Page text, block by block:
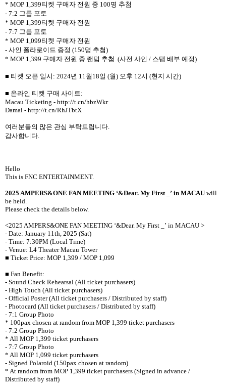
* MOP 1,399티켓 구매자 전원 중 100명 추첨
- 7:2 그룹 포토
* MOP 1,399티켓 구매자 전원
- 7:7 그룹 포토
* MOP 1,099티켓 구매자 전원
- 사인 폴라로이드 증정 (150명 추첨)
* MOP 1,399 구매자 전원 중 랜덤 추첨 (사전 사인 / 스탭 배부 예정)
■ 티켓 오픈 일시 : 2024년 11월 18일 (월) 오후 12시 (현지 시간)
■ 온라인 티켓 구매 사이트:
Macau Ticketing - http://t.cn/hbzWkr
Damai - http://t.cn/RhJTbtX
여러분들의 많은 관심 부탁드립니다.
감사합니다.
Hello
This is FNC ENTERTAINMENT.
2025 AMPERS&ONE FAN MEETING ‘&Dear. My First _ ’ in MACAU will
be held.
Please check the details below.
<2025 AMPERS&ONE FAN MEETING ‘&Dear. My First _ ’ in MACAU >
- Date: January 11th, 2025 (Sat)
- Time: 7:30PM (Local Time)
- Venue: L4 Theater Macau Tower
■ Ticket Price: MOP 1,399 / MOP 1,099
■ Fan Benefit:
- Sound Check Rehearsal (All ticket purchasers)
- High Touch (All ticket purchasers)
- Official Poster (All ticket purchasers / Distributed by staff)
- Photocard (All ticket purchasers / Distributed by staff)
- 7:1 Group Photo
* 100pax chosen at random from MOP 1,399 ticket purchasers
- 7:2 Group Photo
* All MOP 1,399 ticket purchasers
- 7:7 Group Photo
* All MOP 1,099 ticket purchasers
- Signed Polaroid (150pax chosen at random)
* At random from MOP 1,399 ticket purchasers (Signed in advance /
Distributed by staff)